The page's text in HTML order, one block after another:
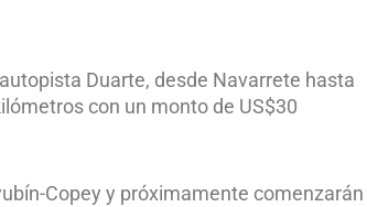
Duarte, desde Navarrete hasta
con un monto de US$30
Copey y próximamente comenzarán